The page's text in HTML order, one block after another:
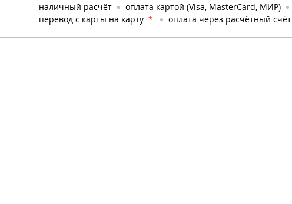
наличный расчёт
оплата картой (Visa, MasterCard, МИР)
перевод с карты на карту * оплата через расчётный счёт